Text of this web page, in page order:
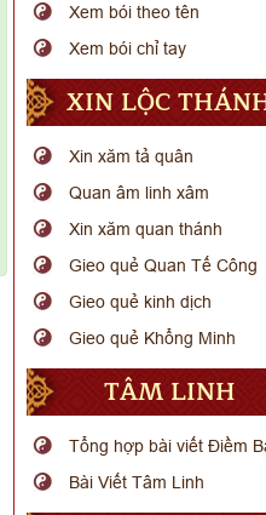
Xem bói theo tên
Xem bói chỉ tay
XIN LỘC
Xin xăm tả quân
Quan âm linh xâm
Xin xăm quan thánh
Gieo quẻ Quan Tế Công
Gieo quẻ kinh dịch
Gieo quẻ Khổng Minh
TÂM LINH
Tổng hợp bài viết Điềm
Bài Viết Tâm Linh